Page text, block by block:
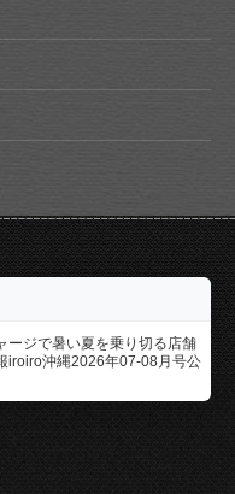
All rights reserved.
▼
ージで暑い夏を乗り切る店舗
iroiro沖縄2026年07-08月号公